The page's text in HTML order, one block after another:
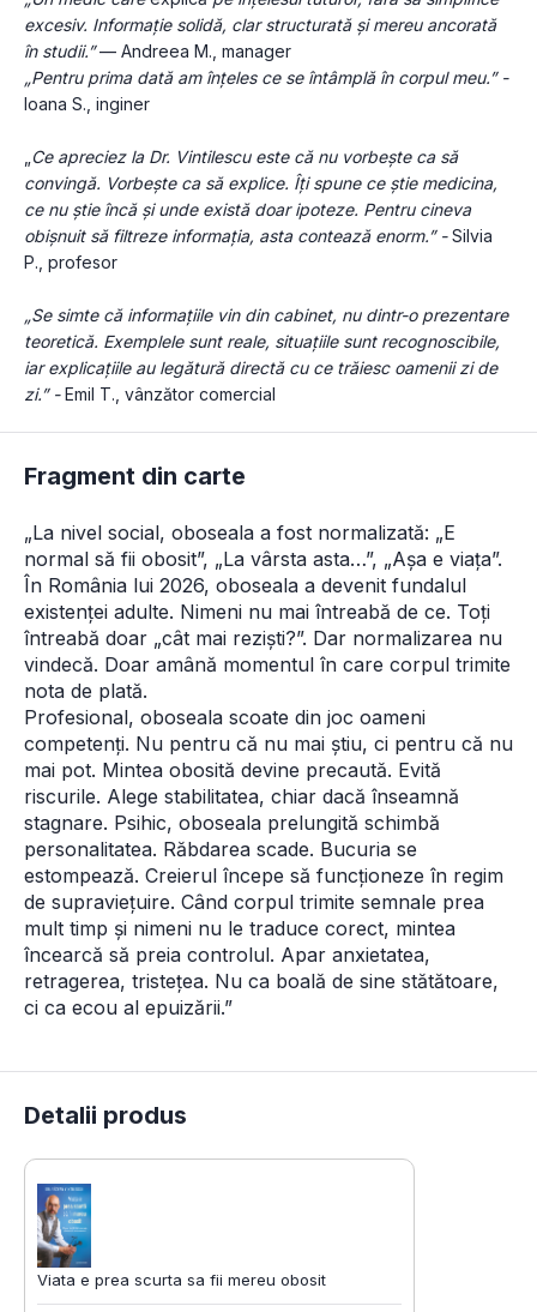
excesiv. Informație solidă, clar structurată și mereu ancorată
în studii.” — Andreea M., manager
„Pentru prima dată am înțeles ce se întâmplă în corpul meu.” -
Ioana S., inginer
Ce apreciez la Dr. Vintilescu este că nu vorbește ca să
convingă. Vorbește ca să explice. Îți spune ce știe medicina,
ce nu știe încă și unde există doar ipoteze. Pentru cineva
obișnuit să filtreze informația, asta contează enorm.” - Silvia
P., profesor
„Se simte că informațiile vin din cabinet, nu dintr-o prezentare
teoretică. Exemplele sunt reale, situațiile sunt recognoscibile,
iar explicațiile au legătură directă cu ce trăiesc oamenii zi de
zi.” - Emil T., vânzător comercial
Fragment din carte
„La nivel social, oboseala a fost normalizată: „E
normal să fii obosit”, „La vârsta asta…”, „Așa e viața”.
În România lui 2026, oboseala a devenit fundalul
existenței adulte. Nimeni nu mai întreabă de ce. Toți
întreabă doar „cât mai reziști?”. Dar normalizarea nu
vindecă. Doar amână momentul în care corpul trimite
nota de plată.
Profesional, oboseala scoate din joc oameni
competenți. Nu pentru că nu mai știu, ci pentru că nu
mai pot. Mintea obosită devine precaută. Evită
riscurile. Alege stabilitatea, chiar dacă înseamnă
stagnare. Psihic, oboseala prelungită schimbă
personalitatea. Răbdarea scade. Bucuria se
estompează. Creierul începe să funcționeze în regim
de supraviețuire. Când corpul trimite semnale prea
mult timp și nimeni nu le traduce corect, mintea
încearcă să preia controlul. Apar anxietatea,
retragerea, tristețea. Nu ca boală de sine stătătoare,
ci ca ecou al epuizării.”
Detalii produs
Viata e prea scurta sa fii mereu obosit